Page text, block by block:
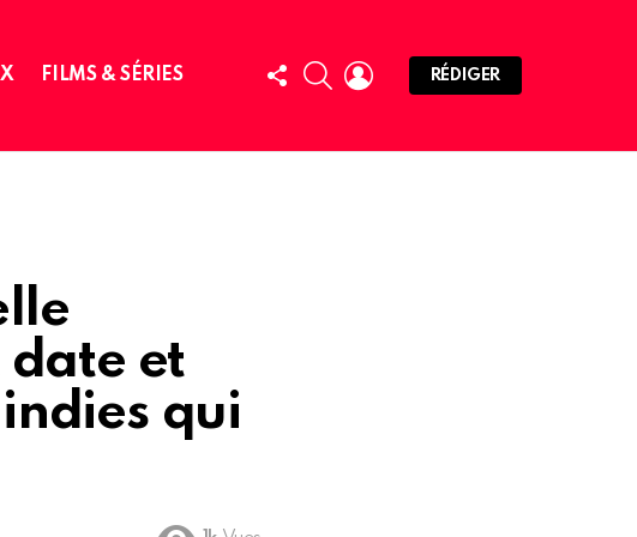
FILMS & SÉRIES
FOLLOW
US
SEARCHLOGIN
RÉDIGER
date et
qui